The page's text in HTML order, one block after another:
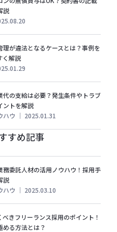
説
理が違法となるケースとは？事例を
く解説
代の支給は必要？発生条件やトラブ
ントを解説
ハウ ｜ 2025.01.31
すめ記事
務委託人材の活用ノウハウ！採用手
説
ハウ ｜ 2025.03.10
きフリーランス採用のポイント！
る方法とは？